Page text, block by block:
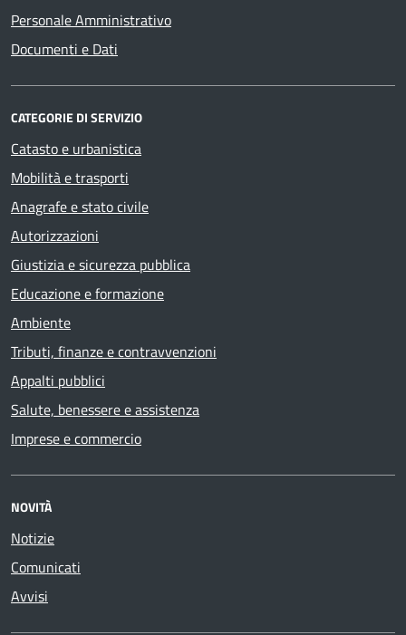
Personale Amministrativo
Documenti e Dati
CATEGORIE DI SERVIZIO
Catasto e urbanistica
Mobilità e trasporti
Anagrafe e stato civile
Autorizzazioni
Giustizia e sicurezza pubblica
Educazione e formazione
Ambiente
Tributi, finanze e contravvenzioni
Appalti pubblici
Salute, benessere e assistenza
Imprese e commercio
NOVITÀ
Notizie
Comunicati
Avvisi